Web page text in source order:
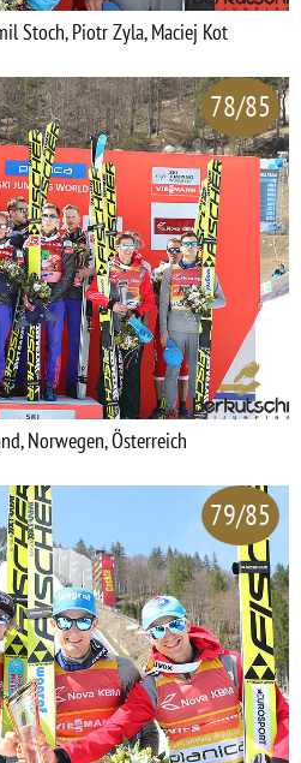
Stoch, Piotr Zyla, Maciej Kot
78/85
Norwegen, Österreich
79/85